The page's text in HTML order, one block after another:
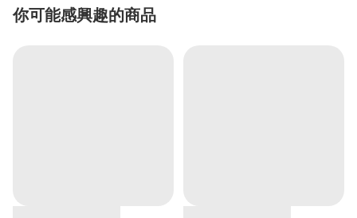
你可能感興趣的商品